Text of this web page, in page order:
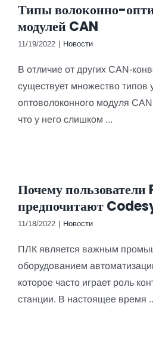
Типы волоконно-
модулей CAN
11/19/2022 | Новости
В отличие от других CAN-
существует множество типов
оптоволоконного модуля
что у него слишком ...
Почему пользователи
предпочитают
11/18/2022 | Новости
ПЛК является важным
оборудованием
которое часто играет роль
станции. В настоящее время